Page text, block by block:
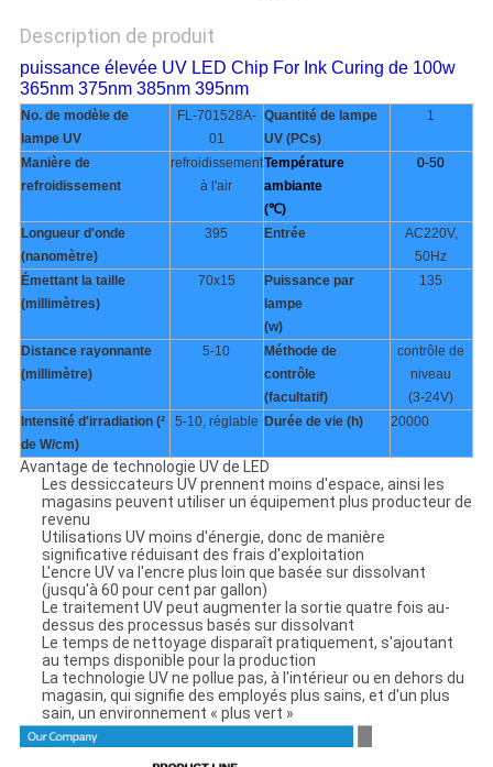
Description de produit
puissance élevée UV LED Chip For Ink Curing de 100w
365nm 375nm 385nm 395nm
No. de modèle de
lampe UV
FL-701528A-
01
Quantité de lampe
UV (PCs)
1
Manière de
refroidissement
refroidissement
à l'air
Température
ambiante
(℃)
0-50
Longueur d'onde
(nanomètre)
395 Entrée
AC220V,
50Hz
Émettant la taille
(millimètres)
70x15
Puissance par
lampe
(w)
135
Distance rayonnante
(millimètre)
5-10
Méthode de
contrôle
(facultatif)
contrôle de
niveau
(3-24V)
Intensité d'irradiation (²
de W/cm)
5-10, réglable Durée de vie (h) 20000
Avantage de technologie UV de LED
Les dessiccateurs UV prennent moins d'espace, ainsi les
magasins peuvent utiliser un équipement plus producteur de
revenu
Utilisations UV moins d'énergie, donc de manière
significative réduisant des frais d'exploitation
L'encre UV va l'encre plus loin que basée sur dissolvant
(jusqu'à 60 pour cent par gallon)
Le traitement UV peut augmenter la sortie quatre fois au-
dessus des processus basés sur dissolvant
Le temps de nettoyage disparaît pratiquement, s'ajoutant
au temps disponible pour la production
La technologie UV ne pollue pas, à l'intérieur ou en dehors du
magasin, qui signifie des employés plus sains, et d'un plus
sain, un environnement « plus vert »